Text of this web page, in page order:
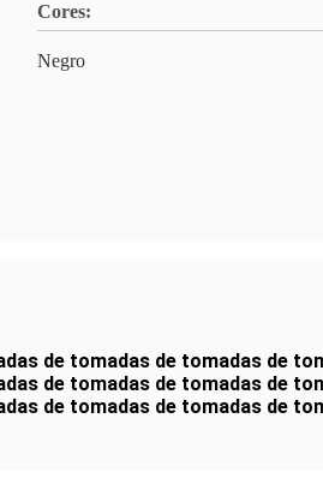
Cores:
Negro
de tomadas de tomadas de
de tomadas de tomadas de
de tomadas de tomadas de